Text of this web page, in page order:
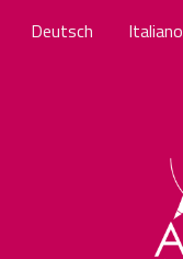
Deutsch Italiano